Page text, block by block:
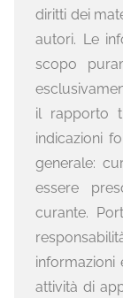
diritti dei
autori. Le
scopo
il rapporto
indicazioni
generale:
essere
curante.
attività di